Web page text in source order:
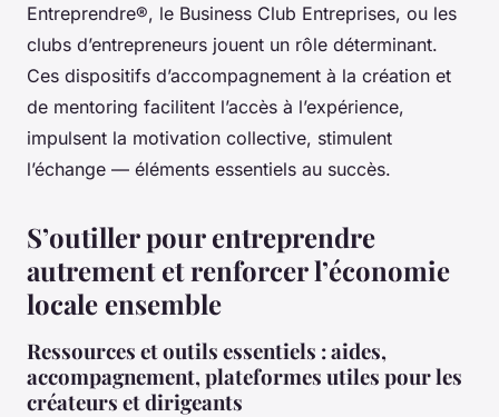
Entreprendre®, le Business Club Entreprises, ou les
clubs d’entrepreneurs jouent un rôle déterminant.
Ces dispositifs d’accompagnement à la création et
de mentoring facilitent l’accès à l’expérience,
impulsent la motivation collective, stimulent
l’échange — éléments essentiels au succès.
S’outiller pour entreprendre
autrement et renforcer l’économie
locale ensemble
Ressources et outils essentiels : aides,
accompagnement, plateformes utiles pour les
créateurs et dirigeants